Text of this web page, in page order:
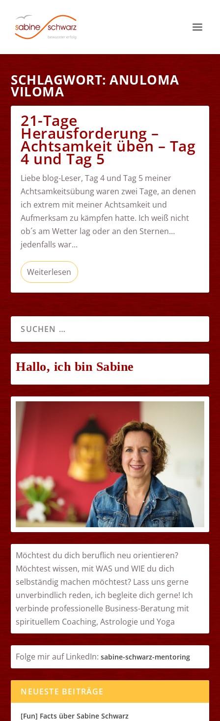
SCHLAGWORT:ANULOMA
VILOMA
21-Tage
Herausforderung –
Achtsamkeit üben – Tag
4 und Tag 5
Liebe blog-Leser, Tag 4 und Tag 5 meiner
Achtsamkeitsübung waren zwei Tage, an denen
ich extrem mit meiner Achtsamkeit und
Aufmerksam zu kämpfen hatte. Ich weiß nicht
ob´s am Wetter lag oder an den Sternen…
jedenfalls war...
Weiterlesen
Hallo, ich bin Sabine
Möchtest du dich beruflich neu orientieren?
Möchtest wissen, mit WAS und WIE du dich
selbständig machen möchtest? Lass uns gerne
unverbindlich reden, ich begleite dich gerne! Ich
verbinde professionelle Business-Beratung mit
spirituellem Coaching, Astrologie und Yoga
Folge mir auf LinkedIn:sabine-schwarz-mentoring
NEUESTE BEITRÄGE
[Fun] Facts über Sabine Schwarz